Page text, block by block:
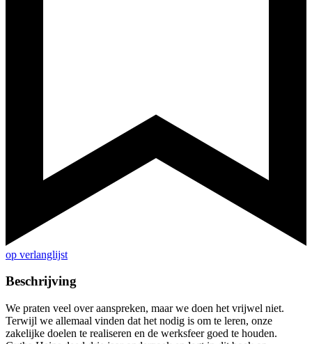
op verlanglijst
Beschrijving
We praten veel over aanspreken, maar we doen het vrijwel niet.
Terwijl we allemaal vinden dat het nodig is om te leren, onze
zakelijke doelen te realiseren en de werksfeer goed te houden.